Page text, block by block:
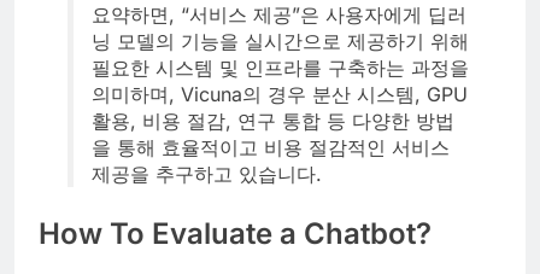
요약하면, “서비스 제공”은 사용자에게 딥러
닝 모델의 기능을 실시간으로 제공하기 위해
필요한 시스템 및 인프라를 구축하는 과정을
의미하며, Vicuna의 경우 분산 시스템, GPU
활용, 비용 절감, 연구 통합 등 다양한 방법
을 통해 효율적이고 비용 절감적인 서비스
제공을 추구하고 있습니다.
How To Evaluate a Chatbot?